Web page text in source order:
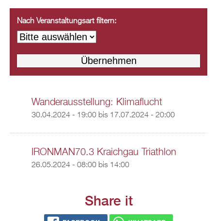
Nach Veranstaltungsart filtern:
Wanderausstellung: Klimaflucht
30.04.2024 - 19:00bis 17.07.2024 - 20:00
IRONMAN70.3 Kraichgau Triathlon
26.05.2024 - 08:00bis 14:00
Share it